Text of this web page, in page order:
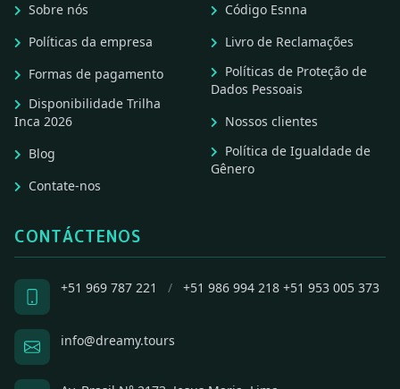
Sobre nós
Políticas da empresa
Formas de pagamento
Disponibilidade Trilha
Inca 2026
Blog
Contate-nos
Código Esnna
Livro de Reclamações
Políticas de Proteção de
Dados Pessoais
Nossos clientes
Política de Igualdade de
Gênero
CONTÁCTENOS
+51 969 787 221 / +51 986 994 218 +51 953 005 373
info@dreamy.tours